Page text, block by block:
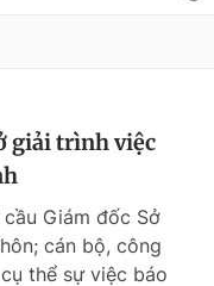
giải trình việc
Giám đốc Sở
cán bộ, công
thể sự việc báo